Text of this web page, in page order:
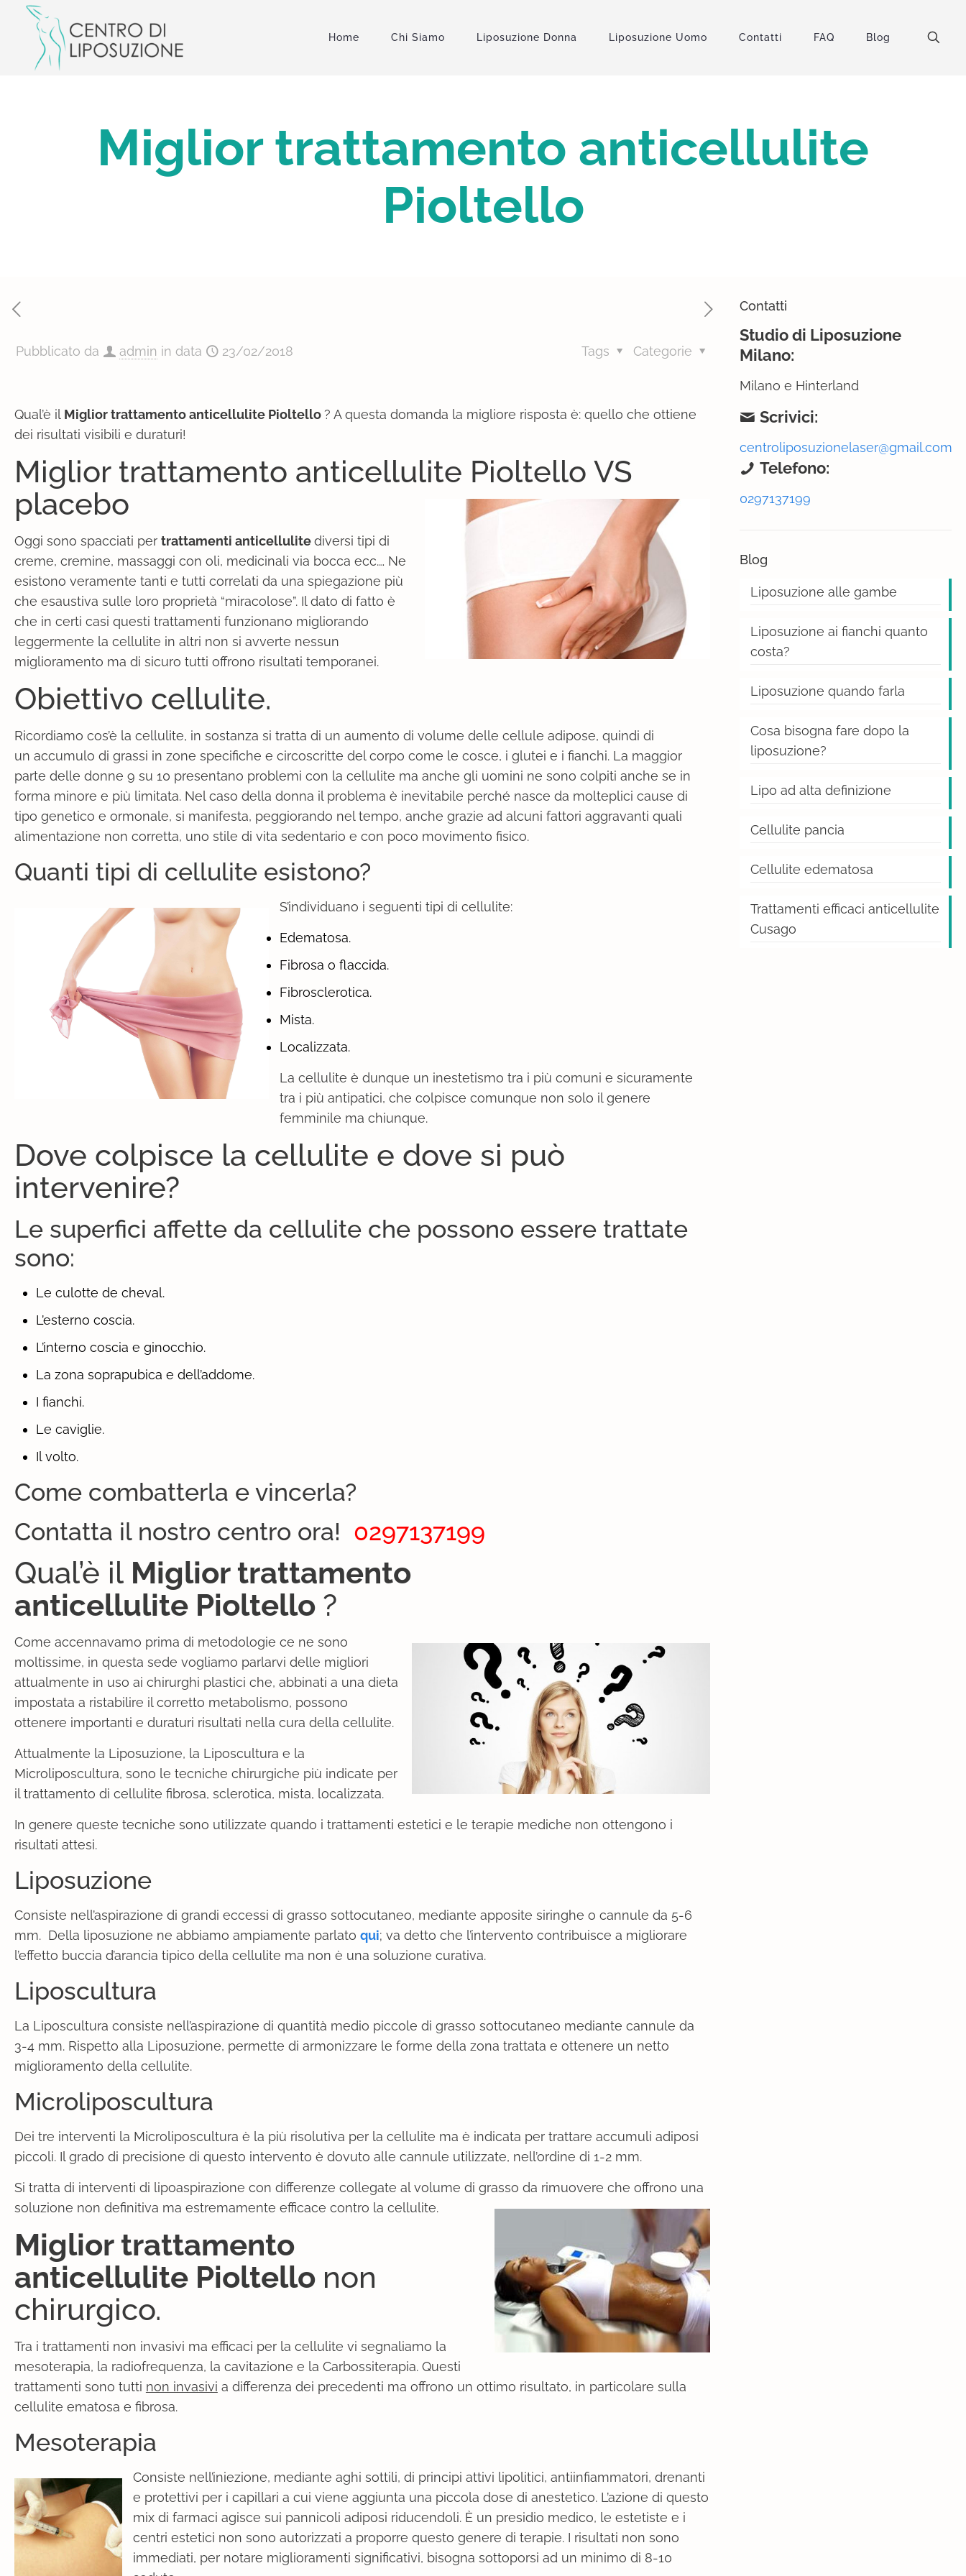
Home Chi Siamo Liposuzione Donna Liposuzione Uomo Contatti FAQ Blog
Miglior trattamento anticellulite
Pioltello
Pubblicato da admin in data 23/02/2018 Categorie
Tags
Qual’è il Miglior trattamento anticellulite Pioltello? A questa domanda la migliore risposta è: quello che ottiene
dei risultati visibili e duraturi!
Miglior trattamento anticellulite Pioltello VS
placebo
Oggi sono spacciati per trattamenti anticellulitediversi tipi di
creme, cremine, massaggi con oli, medicinali via bocca ecc.… Ne
esistono veramente tanti e tutti correlati da una spiegazione più
che esaustiva sulle loro proprietà “miracolose”. Il dato di fatto è
che in certi casi questi trattamenti funzionano migliorando
leggermente la cellulite in altri non si avverte nessun
miglioramento ma di sicuro tutti offrono risultati temporanei.
Obiettivo cellulite.
Ricordiamo cos’è la cellulite, in sostanza si tratta di un aumento di volume delle cellule adipose, quindi di
un accumulo di grassi in zone specifiche e circoscritte del corpo come le cosce, i glutei e i fianchi. La maggior
parte delle donne 9 su 10 presentano problemi con la cellulite ma anche gli uomini ne sono colpiti anche se in
forma minore e più limitata. Nel caso della donna il problema è inevitabile perché nasce da molteplici cause di
tipo genetico e ormonale, si manifesta, peggiorando nel tempo, anche grazie ad alcuni fattori aggravanti quali
alimentazione non corretta, uno stile di vita sedentario e con poco movimento fisico.
Quanti tipi di cellulite esistono?
S’individuano i seguenti tipi di cellulite:
Edematosa.
Fibrosa o flaccida.
Fibrosclerotica.
Mista.
Localizzata.
La cellulite è dunque un inestetismo tra i più comuni e sicuramente
tra i più antipatici, che colpisce comunque non solo il genere
femminile ma chiunque.
Dove colpisce la cellulite e dove si può
intervenire?
Le superfici affette da cellulite che possono essere trattate
sono:
Le culotte de cheval.
L’esterno coscia.
L’interno coscia e ginocchio.
La zona soprapubica e dell’addome.
I fianchi.
Le caviglie.
Il volto.
Come combatterla e vincerla?
Contatta il nostro centro ora! 0297137199
Qual’è il Miglior trattamento
anticellulite Pioltello ?
Come accennavamo prima di metodologie ce ne sono
moltissime, in questa sede vogliamo parlarvi delle migliori
attualmente in uso ai chirurghi plastici che, abbinati a una dieta
impostata a ristabilire il corretto metabolismo, possono
ottenere importanti e duraturi risultati nella cura della cellulite.
Attualmente la Liposuzione, la Liposcultura e la
Microliposcultura, sono le tecniche chirurgiche più indicate per
il trattamento di cellulite fibrosa, sclerotica, mista, localizzata.
In genere queste tecniche sono utilizzate quando i trattamenti estetici e le terapie mediche non ottengono i
risultati attesi.
Liposuzione
Consiste nell’aspirazione di grandi eccessi di grasso sottocutaneo, mediante apposite siringhe o cannule da 5-6
mm. Della liposuzione ne abbiamo ampiamente parlato qui; va detto che l’intervento contribuisce a migliorare
l’effetto buccia d’arancia tipico della cellulite ma non è una soluzione curativa.
Liposcultura
La Liposcultura consiste nell’aspirazione di quantità medio piccole di grasso sottocutaneo mediante cannule da
3-4 mm. Rispetto alla Liposuzione, permette di armonizzare le forme della zona trattata e ottenere un netto
miglioramento della cellulite.
Microliposcultura
Dei tre interventi la Microliposcultura è la più risolutiva per la cellulite ma è indicata per trattare accumuli adiposi
piccoli. Il grado di precisione di questo intervento è dovuto alle cannule utilizzate, nell’ordine di 1-2 mm.
Si tratta di interventi di lipoaspirazione con differenze collegate al volume di grasso da rimuovere che offrono una
soluzione non definitiva ma estremamente efficace contro la cellulite.
Miglior trattamento
anticellulite Pioltello non
chirurgico.
Tra i trattamenti non invasivi ma efficaci per la cellulite vi segnaliamo la
mesoterapia, la radiofrequenza, la cavitazione e la Carbossiterapia. Questi
trattamenti sono tutti non invasivi a differenza dei precedenti ma offrono un ottimo risultato, in particolare sulla
cellulite ematosa e fibrosa.
Mesoterapia
Consiste nell’iniezione, mediante aghi sottili, di principi attivi lipolitici, antiinfiammatori, drenanti
e protettivi per i capillari a cui viene aggiunta una piccola dose di anestetico. L’azione di questo
mix di farmaci agisce sui pannicoli adiposi riducendoli. È un presidio medico, le estetiste e i
centri estetici non sono autorizzati a proporre questo genere di terapie. I risultati non sono
immediati, per notare miglioramenti significativi, bisogna sottoporsi ad un minimo di 8-10
Contatti
Studio di Liposuzione
Milano:
Milano e Hinterland
Scrivici:
centroliposuzionelaser@gmail.com
Telefono:
0297137199
Blog
Liposuzione alle gambe
Liposuzione ai fianchi quanto
costa?
Liposuzione quando farla
Cosa bisogna fare dopo la
liposuzione?
Lipo ad alta definizione
Cellulite pancia
Cellulite edematosa
Trattamenti efficaci anticellulite
Cusago